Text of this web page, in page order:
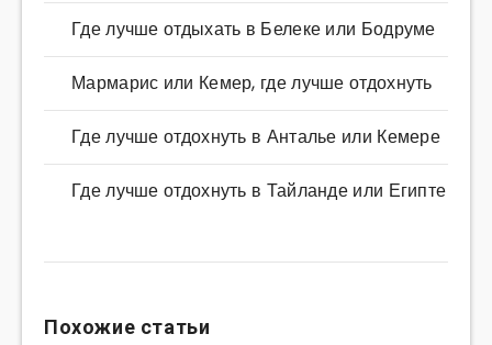
Где лучше отдыхать в Белеке или Бодруме
Мармарис или Кемер, где лучше отдохнуть
Где лучше отдохнуть в Анталье или Кемере
Где лучше отдохнуть в Тайланде или Египте
Похожие статьи